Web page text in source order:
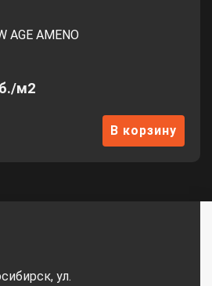
AGE AMENO
м2
В корзину
ул.